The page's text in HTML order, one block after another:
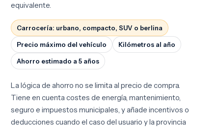
equivalente.
Carrocería: urbano, compacto, SUV o berlina
Precio máximo del vehículo Kilómetros al año
Ahorro estimado a 5 años
La lógica de ahorro no se limita al precio de compra.
Tiene en cuenta costes de energía, mantenimiento,
seguro e impuestos municipales, y añade incentivos o
deducciones cuando el caso del usuario y la provincia